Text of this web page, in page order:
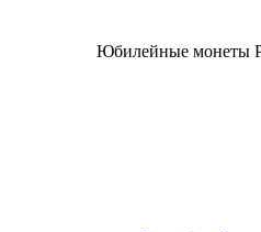
Юбилейные монеты